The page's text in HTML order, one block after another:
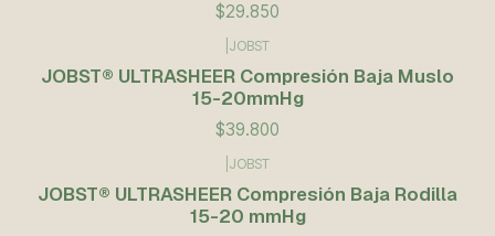
$29.850
JOBST
JOBST® ULTRASHEER Compresión Baja Muslo
15-20mmHg
$39.800
JOBST
JOBST® ULTRASHEER Compresión Baja Rodilla
15-20 mmHg